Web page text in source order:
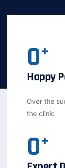
0+
Happy
Over the
the clinic
0+